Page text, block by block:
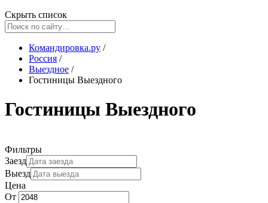
Скрыть список
Командировка.ру /
Россия /
Выездное /
Гостиницы Выездного
Гостиницы Выездного
Фильтры
Заезд
Выезд
Цена
От